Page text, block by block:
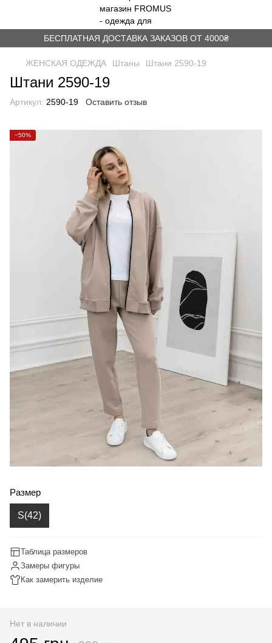
БЕСПЛАТНАЯ ДОСТАВКА ЗАКАЗОВ ОТ 4000₴
ЖЕНСКАЯ ОДЕЖДА Штаны Штани 2590-19
Штани 2590-19
Артикул: 2590-19 Оставить отзыв
−50%
Размер
S(42)
Таблица размеров
Замеры фигуры
Как замерить изделие
Нет в наличии